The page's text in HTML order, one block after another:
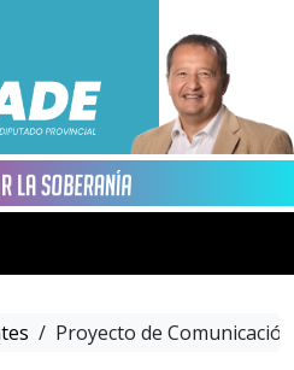
/ Proyecto de